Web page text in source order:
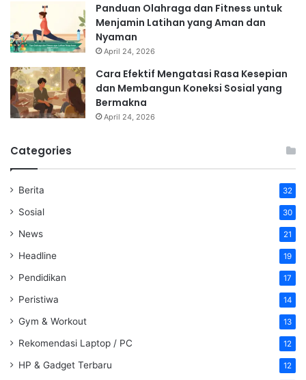
Panduan Olahraga dan Fitness untuk
Menjamin Latihan yang Aman dan
Nyaman
April 24, 2026
Cara Efektif Mengatasi Rasa Kesepian
dan Membangun Koneksi Sosial yang
Bermakna
April 24, 2026
Categories
Berita 32
Sosial 30
News 21
Headline 19
Pendidikan 17
Peristiwa 14
Gym & Workout 13
Rekomendasi Laptop / PC 12
HP & Gadget Terbaru 12